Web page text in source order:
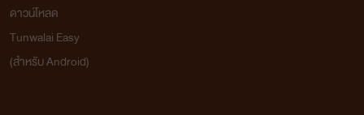
ดาวน์โหลด
Tunwalai Easy
(สำหรับ Android)